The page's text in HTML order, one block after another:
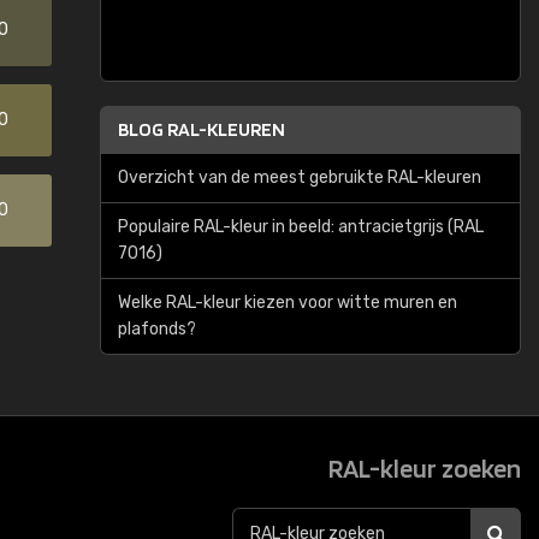
BLOG RAL-KLEUREN
Overzicht van de meest gebruikte RAL-kleuren
Populaire RAL-kleur in beeld: antracietgrijs (RAL
7016)
Welke RAL-kleur kiezen voor witte muren en
plafonds?
RAL-kleur zoeken